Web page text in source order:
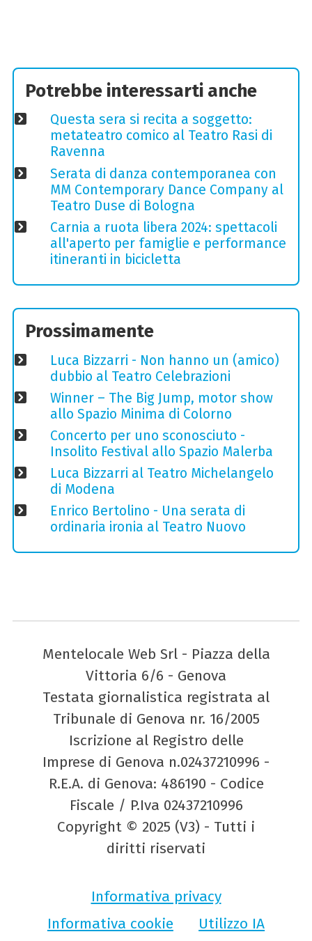
Potrebbe interessarti anche
Questa sera si recita a soggetto:
metateatro comico al Teatro Rasi di
Ravenna
Serata di danza contemporanea con
MM Contemporary Dance Company al
Teatro Duse di Bologna
Carnia a ruota libera 2024: spettacoli
all'aperto per famiglie e performance
itineranti in bicicletta
Prossimamente
Luca Bizzarri - Non hanno un (amico)
dubbio al Teatro Celebrazioni
Winner – The Big Jump, motor show
allo Spazio Minima di Colorno
Concerto per uno sconosciuto -
Insolito Festival allo Spazio Malerba
Luca Bizzarri al Teatro Michelangelo
di Modena
Enrico Bertolino - Una serata di
ordinaria ironia al Teatro Nuovo
Mentelocale Web Srl - Piazza della
Vittoria 6/6 - Genova
Testata giornalistica registrata al
Tribunale di Genova nr. 16/2005
Iscrizione al Registro delle
Imprese di Genova n.02437210996 -
R.E.A. di Genova: 486190 - Codice
Fiscale / P.Iva 02437210996
Copyright © 2025 (V3) - Tutti i
diritti riservati
Informativa privacy
Informativa cookie
Utilizzo IA